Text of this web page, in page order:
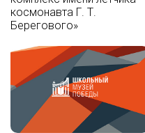
космонавта Г. Т.
Берегового»